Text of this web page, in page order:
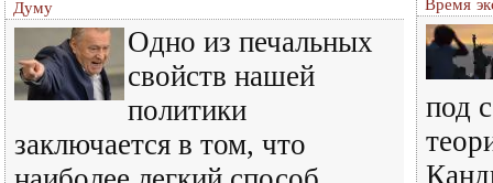
Думу
Одно из печальных
свойств нашей
политики
заключается в том, что
Время
под